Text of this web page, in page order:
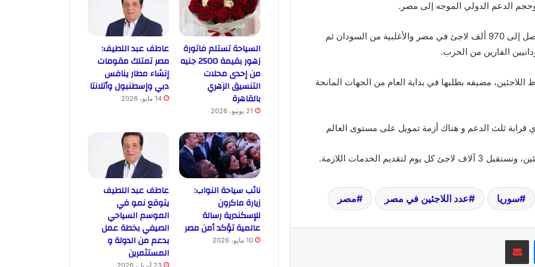
الدعم الدولي الموجه إلى مصر.
وقالت في تصريحات تليفزيونية أن عدد اللاجئين وصل إلى 970 ألف لاجئ في مصر والأغلبية من السودان ثم
الفارين من الحرب.
مضيفه بطلبها في بداية العام من الجهات المانحة
الخدمات اللازمة.
سوريا عدد اللاجئين في مصر مصر
ماسنجر مشاركة عبر البريد
السياحة تستلم فاتورة
زهور بقيمة 2500 جنيه
من إحدى محلات
التنسيق الزهري
بالقاهرة
21 يونيو، 2026
عاطف عبد اللطيف:
مصر تمتلك مقومات
إنشاء مطار ينافس
دبي وإسطنبول وأتلانتا
14 مايو، 2026
نائب سياحة النواب:
زيارة ماكرون
للإسكندرية رسالة
عالمية تؤكد أمن مصر
10 مايو، 2026
عاطف عبد اللطيف
يتوقع نمو في
الموسم السياحي
الصيفي بخطة عمل
بدعم من الدولة و
المستثمرين
23 أبريل، 2026